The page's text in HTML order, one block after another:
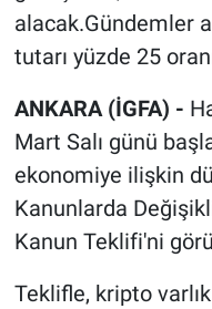
alacak.Gündemler
tutarı yüzde 25
ANKARA (İGFA) -
Mart Salı günü
ekonomiye ilişkin
Kanunlarda
Kanun Teklifi'ni
Teklifle, kripto